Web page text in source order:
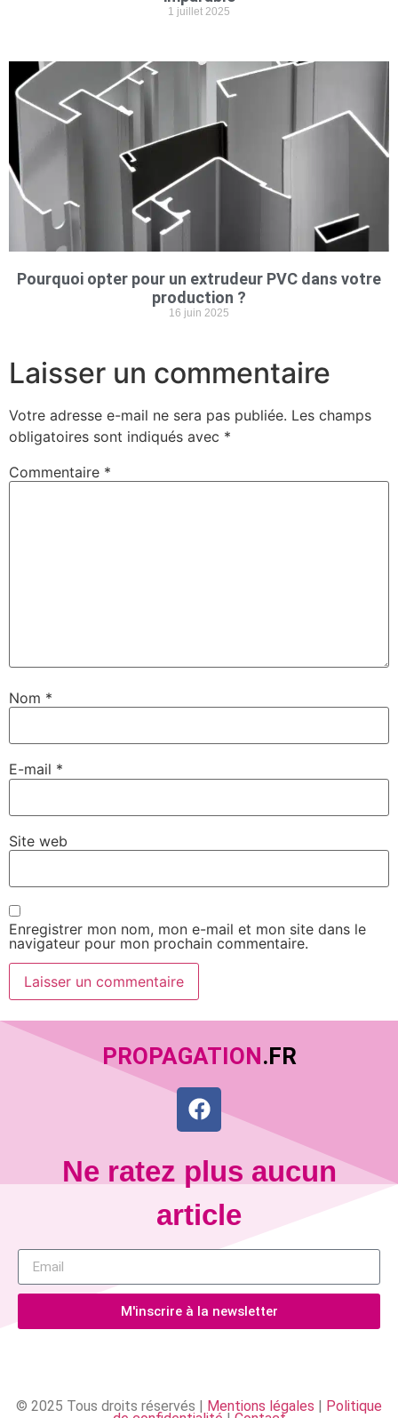
1 juillet 2025
Pourquoi opter pour un extrudeur PVC dans votre
production ?
16 juin 2025
Laisser un commentaire
Votre adresse e-mail ne sera pas publiée. Les champs
obligatoires sont indiqués avec *
Commentaire *
Nom *
E-mail *
Site web
Enregistrer mon nom, mon e-mail et mon site dans le
navigateur pour mon prochain commentaire.
PROPAGATION.FR
Ne ratez plus aucun
article
M'inscrire à la newsletter
© 2025 Tous droits réservés | Mentions légales | Politique